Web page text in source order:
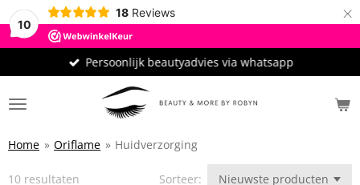
10
18 Reviews ×
Persoonlijk beautyadvies via whatsapp
Home » Oriflame » Huidverzorging
10 resultaten Sorteer: